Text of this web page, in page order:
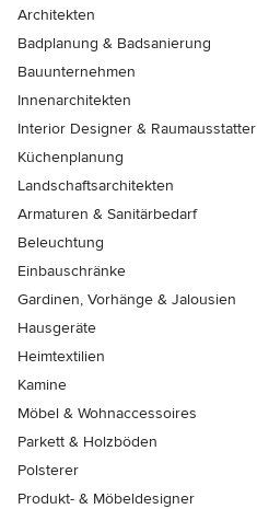
Architekten
Badplanung & Badsanierung
Bauunternehmen
Innenarchitekten
Interior Designer & Raumausstatter
Küchenplanung
Landschaftsarchitekten
Armaturen & Sanitärbedarf
Beleuchtung
Einbauschränke
Gardinen, Vorhänge & Jalousien
Hausgeräte
Heimtextilien
Kamine
Möbel & Wohnaccessoires
Parkett & Holzböden
Polsterer
Produkt- & Möbeldesigner